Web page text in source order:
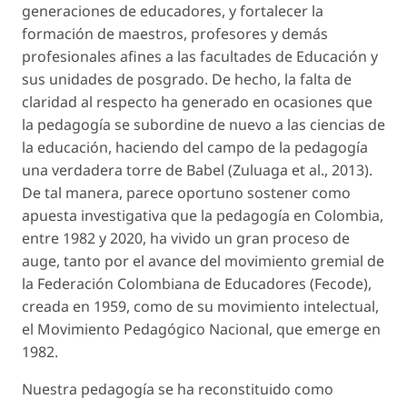
generaciones de educadores, y fortalecer la
formación de maestros, profesores y demás
profesionales afines a las facultades de Educación y
sus unidades de posgrado. De hecho, la falta de
claridad al respecto ha generado en ocasiones que
la pedagogía se subordine de nuevo a las ciencias de
la educación, haciendo del campo de la pedagogía
una verdadera torre de Babel (Zuluaga et al., 2013).
De tal manera, parece oportuno sostener como
apuesta investigativa que la pedagogía en Colombia,
entre 1982 y 2020, ha vivido un gran proceso de
auge, tanto por el avance del movimiento gremial de
la Federación Colombiana de Educadores (Fecode),
creada en 1959, como de su movimiento intelectual,
el Movimiento Pedagógico Nacional, que emerge en
1982.
Nuestra pedagogía se ha reconstituido como